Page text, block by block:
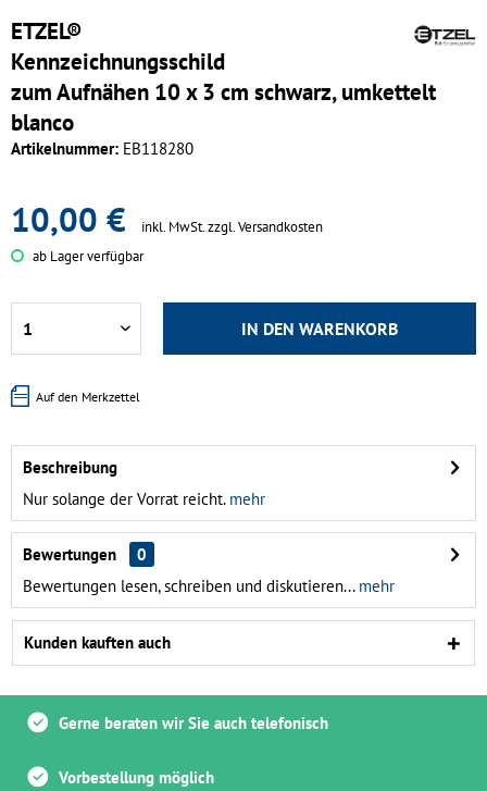
ETZEL®
Kennzeichnungsschild
zum Aufnähen 10 x 3 cm schwarz, umkettelt
blanco
Artikelnummer: EB118280
10,00 € inkl. MwSt.zzgl. Versandkosten
ab Lager verfügbar
IN DEN WARENKORB
Auf den Merkzettel
Beschreibung
Nur solange der Vorrat reicht. mehr
Bewertungen
0
Bewertungen lesen, schreiben und diskutieren...mehr
Kunden kauften auch
Gerne beraten wir Sie auch telefonisch
Vorbestellung möglich